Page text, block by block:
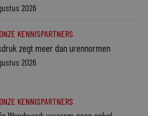
2026
KENNISPARTNERS
zegt meer dan urennormen
2026
KENNISPARTNERS